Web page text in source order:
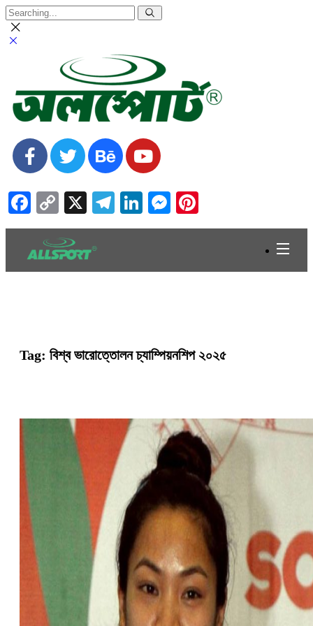
Facebook
Copy
Link
X Telegram
LinkedIn
Messenger
Tag: বিশ্ব ভারোত্তোলন চ্যাম্পিয়নশিপ ২০২৫